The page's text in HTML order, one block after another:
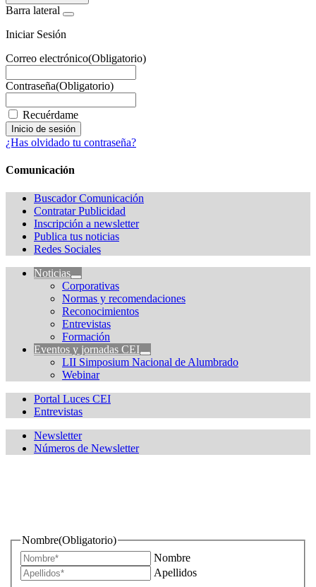
Barra lateral
Iniciar Sesión
Correo electrónico(Obligatorio)
Contraseña(Obligatorio)
Recuérdame
¿Has olvidado tu contraseña?
Comunicación
Buscador Comunicación
Contratar Publicidad
Inscripción a newsletter
Publica tus noticias
Redes Sociales
Noticias
Corporativas
Normas y recomendaciones
Reconocimientos
Entrevistas
Formación
Eventos y jornadas CEI
LII Simposium Nacional de Alumbrado
Webinar
Portal Luces CEI
Entrevistas
Newsletter
Números de Newsletter
Nombre(Obligatorio)
Nombre
Apellidos